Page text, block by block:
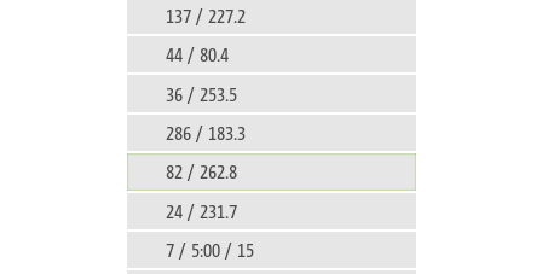
137 / 227.2
44 / 80.4
36 / 253.5
286 / 183.3
82 / 262.8
24 / 231.7
7 / 5:00 / 15